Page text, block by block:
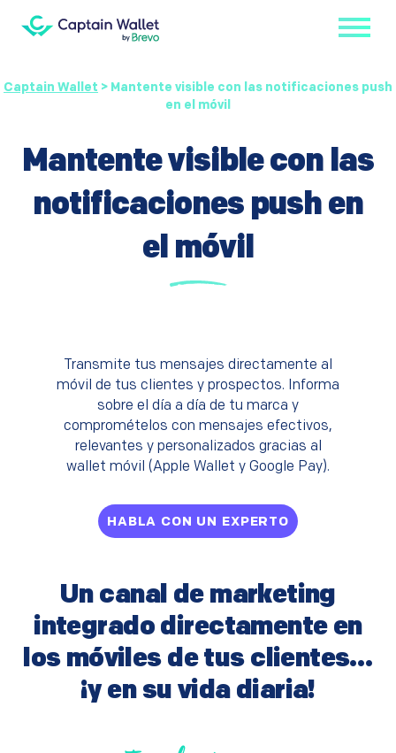
Captain Wallet > Mantente visible con las notificaciones push
en el móvil
Mantente visible con las
notificaciones push en
el móvil
Transmite tus mensajes directamente al
móvil de tus clientes y prospectos. Informa
sobre el día a día de tu marca y
compromételos con mensajes efectivos,
relevantes y personalizados gracias al
wallet móvil (Apple Wallet y Google Pay).
HABLA CON UN EXPERTO
Un canal de marketing
integrado directamente en
los móviles de tus clientes…
¡y en su vida diaria!